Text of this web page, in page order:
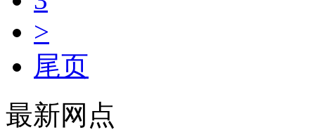
>
尾页
最新网点